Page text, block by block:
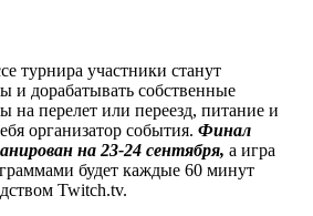
турнира участники станут
и дорабатывать собственные
на перелет или переезд, питание и
организатор события. Финал
на 23-24 сентября, а игра
будет каждые 60 минут
Twitch.tv.